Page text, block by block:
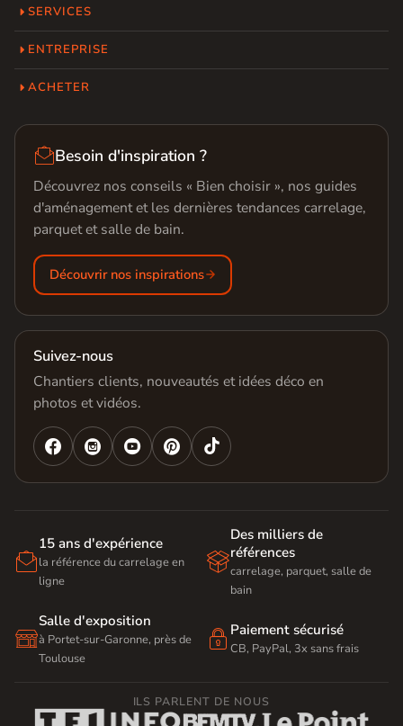
SERVICES
ENTREPRISE
ACHETER
Besoin d'inspiration ?
Découvrez nos conseils « Bien choisir », nos guides
d'aménagement et les dernières tendances carrelage,
parquet et salle de bain.
Découvrir nos inspirations
Suivez-nous
Chantiers clients, nouveautés et idées déco en
photos et vidéos.
   

15 ans d'expérience
la référence du carrelage en
ligne

Des milliers de
références
carrelage, parquet, salle de
bain

Salle d'exposition
à Portet-sur-Garonne, près de
Toulouse
 Paiement sécurisé
CB, PayPal, 3x sans frais
ILS PARLENT DE NOUS